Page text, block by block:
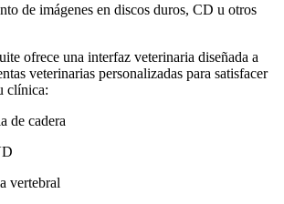
de imágenes en discos duros, CD u otros
ofrece una interfaz veterinaria diseñada a
veterinarias personalizadas para satisfacer
clínica:
de cadera
vertebral